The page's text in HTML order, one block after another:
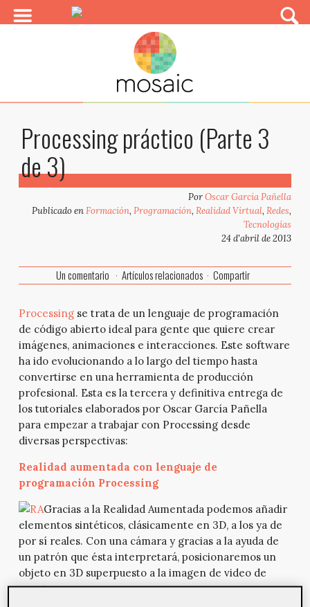
Processing práctico (Parte 3
de 3)
PorOscar García Pañella
Publicado enFormación,Programación,Realidad Virtual,Redes,
Tecnologías
24 d'abril de 2013
Un comentario Artículos relacionados Compartir
Processingse trata de un lenguaje de programación
de código abierto ideal para gente que quiere crear
imágenes, animaciones e interacciones. Este software
ha ido evolucionando a lo largo del tiempo hasta
convertirse en una herramienta de producción
profesional. Esta es la tercera y definitiva entrega de
los tutoriales elaborados por Oscar García Pañella
para empezar a trabajar con Processing desde
diversas perspectivas:
Realidad aumentada con lenguaje de
programación Processing
Gracias a la Realidad Aumentada podemos añadir
elementos sintéticos, clásicamente en 3D, a los ya de
por sí reales. Con una cámara y gracias a la ayuda de
un patrón que ésta interpretará, posicionaremos un
objeto en 3D superpuesto a la imagen de video de
nuestra escena.